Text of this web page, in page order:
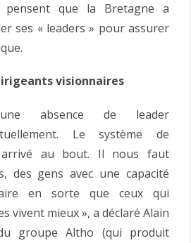
pensent que la Bretagne a
ses « leaders » pour assurer
visionnaires
de leader
Le système de
arrivé au bout. Il nous faut
des gens avec une capacité
faire en sorte que ceux qui
vivent mieux », a déclaré Alain
groupe Altho (qui produit